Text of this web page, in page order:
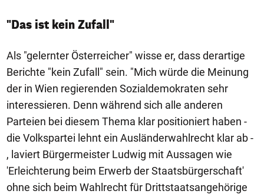
"Das ist kein Zufall"
Als "gelernter Österreicher" wisse er, dass derartige
Berichte "kein Zufall" sein. "Mich würde die Meinung
der in Wien regierenden Sozialdemokraten sehr
interessieren. Denn während sich alle anderen
Parteien bei diesem Thema klar positioniert haben -
die Volkspartei lehnt ein Ausländerwahlrecht klar ab -
, laviert Bürgermeister Ludwig mit Aussagen wie
'Erleichterung beim Erwerb der Staatsbürgerschaft'
ohne sich beim Wahlrecht für Drittstaatsangehörige